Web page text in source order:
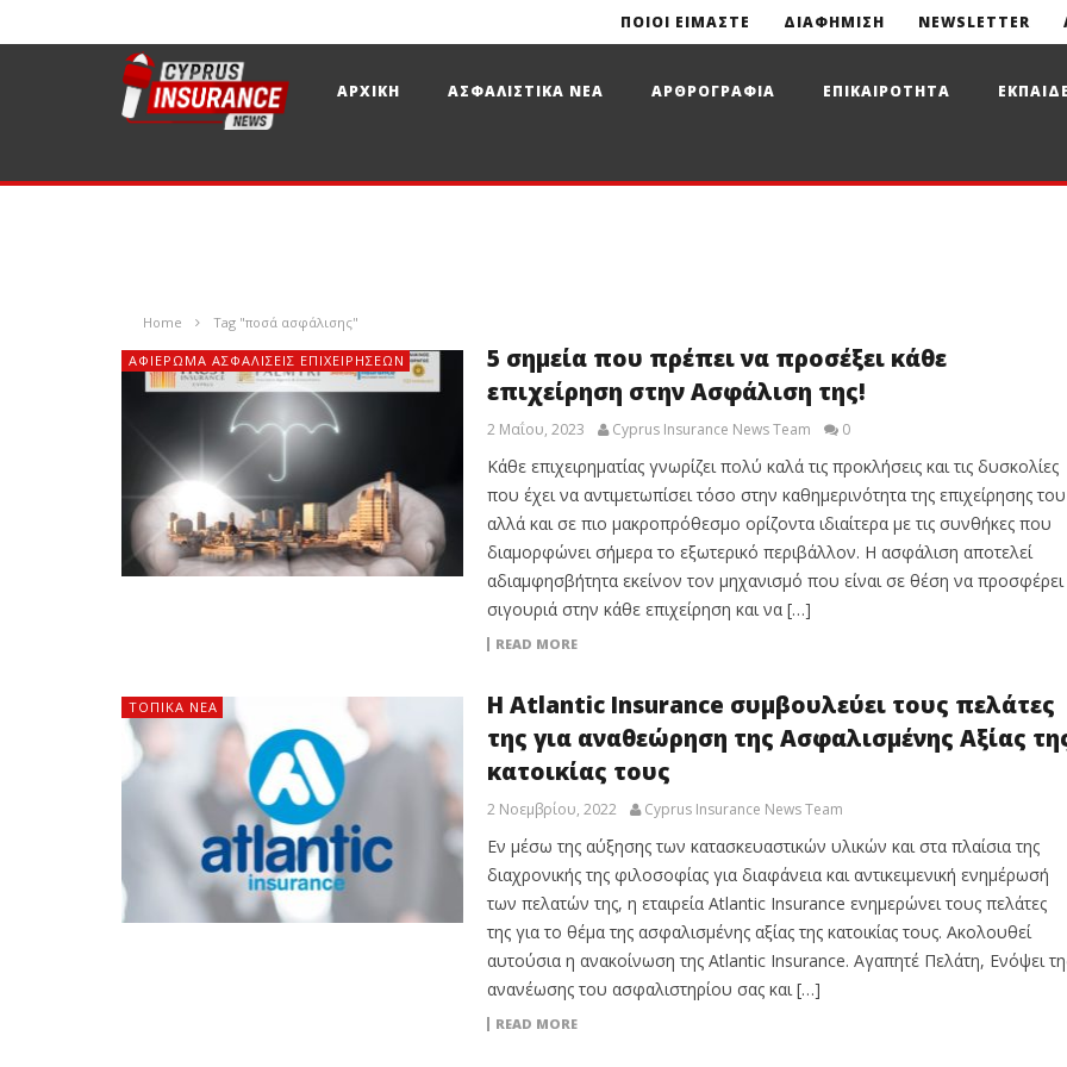
ΠΟΙΟΙ ΕΙΜΑΣΤΕ ΔΙΑΦΗΜΙΣΗ NEWSLETTER
ΑΡΧΙΚΗ ΑΣΦΑΛΙΣΤΙΚΑ ΝΕΑ ΑΡΘΡΟΓΡΑΦΙΑ ΕΠΙΚΑΙΡΟΤΗΤΑ
Home Tag "ποσά ασφάλισης"
ΑΦΙΈΡΩΜΑ ΑΣΦΑΛΊΣΕΙΣ ΕΠΙΧΕΙΡΉΣΕΩΝ
5 σημεία που πρέπει να προσέξει κάθε
επιχείρηση στην Ασφάλιση της!
2 Μαΐου, 2023 Cyprus Insurance News Team 0
Κάθε επιχειρηματίας γνωρίζει πολύ καλά τις προκλήσεις και τις δυσκολίες
που έχει να αντιμετωπίσει τόσο στην καθημερινότητα της επιχείρησης του
αλλά και σε πιο μακροπρόθεσμο ορίζοντα ιδιαίτερα με τις συνθήκες που
διαμορφώνει σήμερα το εξωτερικό περιβάλλον. Η ασφάλιση αποτελεί
αδιαμφησβήτητα εκείνον τον μηχανισμό που είναι σε θέση να προσφέρει
σιγουριά στην κάθε επιχείρηση και να […]
READ MORE
ΤΟΠΙΚΑ ΝΕΑ
Η Atlantic Insurance συμβουλεύει τους πελάτες
της για αναθεώρηση της Ασφαλισμένης Αξίας
κατοικίας τους
2 Νοεμβρίου, 2022 Cyprus Insurance News Team
Εν μέσω της αύξησης των κατασκευαστικών υλικών και στα πλαίσια της
διαχρονικής της φιλοσοφίας για διαφάνεια και αντικειμενική ενημέρωσή
των πελατών της, η εταιρεία Atlantic Insurance ενημερώνει τους πελάτες
της για το θέμα της ασφαλισμένης αξίας της κατοικίας τους. Ακολουθεί
αυτούσια η ανακοίνωση της Atlantic Insurance. Αγαπητέ Πελάτη, Ενόψει
ανανέωσης του ασφαλιστηρίου σας και […]
READ MORE